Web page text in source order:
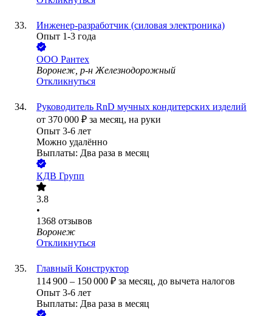
Инженер-разработчик (силовая электроника)
Опыт 1-3 года
ООО Рантех
Воронеж, р-н Железнодорожный
Откликнуться
Руководитель RnD мучных кондитерских изделий
от 370 000 ₽ за месяц, на руки
Опыт 3-6 лет
Можно удалённо
Выплаты: Два раза в месяц
КДВ Групп
3.8
•
1368 отзывов
Воронеж
Откликнуться
Главный Конструктор
114 900 – 150 000 ₽ за месяц, до вычета налогов
Опыт 3-6 лет
Выплаты: Два раза в месяц